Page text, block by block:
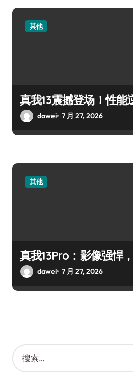
其他
真我13震撼登场！性能
dawei 7 月 27, 2026
其他
真我13Pro：影像强悍
dawei 7 月 27, 2026
搜
索
：